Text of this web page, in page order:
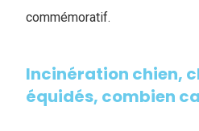
commémoratif.
Incinération chien,
équidés, combien